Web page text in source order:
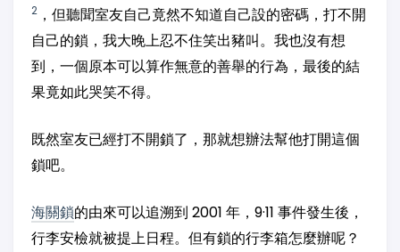
2 ，但聽聞室友自己竟然不知道自己設的密碼，打不開
自己的鎖，我大晚上忍不住笑出豬叫。我也沒有想
到，一個原本可以算作無意的善舉的行為，最後的結
果竟如此哭笑不得。
既然室友已經打不開鎖了，那就想辦法幫他打開這個
鎖吧。
海關鎖的由來可以追溯到 2001 年，9·11 事件發生後，
行李安檢就被提上日程。但有鎖的行李箱怎麼辦呢？